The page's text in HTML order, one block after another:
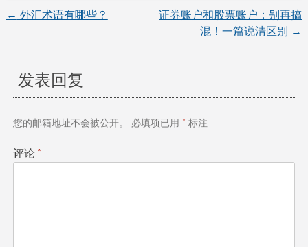
文
导
航
← 外汇术语有哪些？
证券账户和股票账户：别再搞
混！一篇说清区别 →
发表回复
您的邮箱地址不会被公开。 必填项已用 * 标注
评论 *